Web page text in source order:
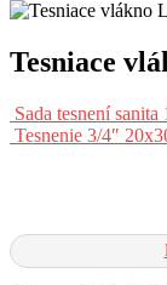
Tesniace
Sada tesnení sanita
Tesnenie 3/4″